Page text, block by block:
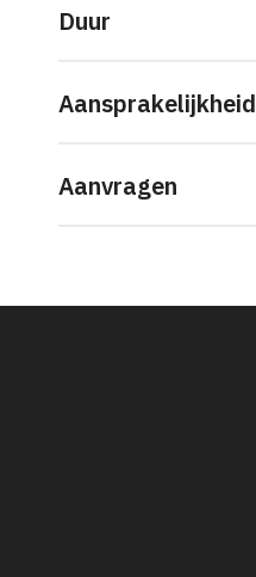
Duur
Aansprakelijkheid
Aanvragen